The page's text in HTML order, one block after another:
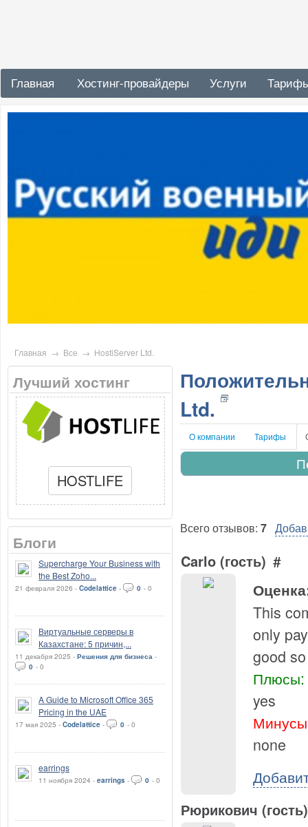
Главная Хостинг-провайдеры Услуги
Главная → Все → HostiServer Ltd.
Лучший хостинг
HOSTLIFE
Блоги
Supercharge Your Business with
the Best Zoho...
21 февраля 2026 - Codelattice - 0 - 0
Виртуальные серверы в
Казахстане: 5 причин,...
11 декабря 2025 - Решения для бизнеса -
0 - 0
A Guide to Microsoft Office 365
Pricing in the UAE
17 мая 2025 - Codelattice - 0 - 0
earrings
11 ноября 2024 - earrings - 0 - 0
Ltd.
О компании Тарифы
Всего отзывов: 7
Carlo (гость) #
This
only
good
Плюсы:
yes
none
Рюрикович (гость)